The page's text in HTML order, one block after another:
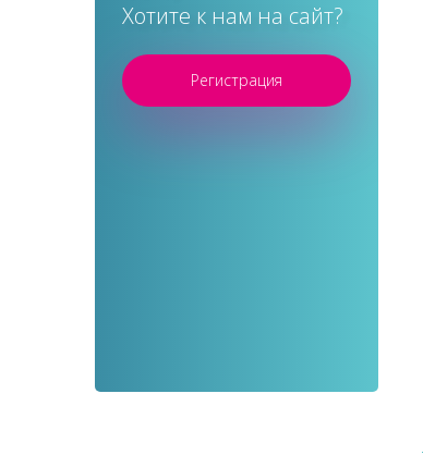
Хотите к нам на сайт?
Регистрация